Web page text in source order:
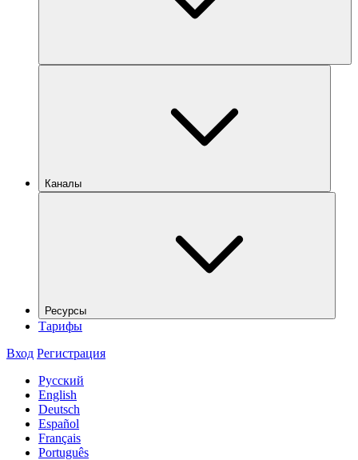
Каналы
Ресурсы
Тарифы
Вход Регистрация
Русский
English
Deutsch
Español
Français
Português